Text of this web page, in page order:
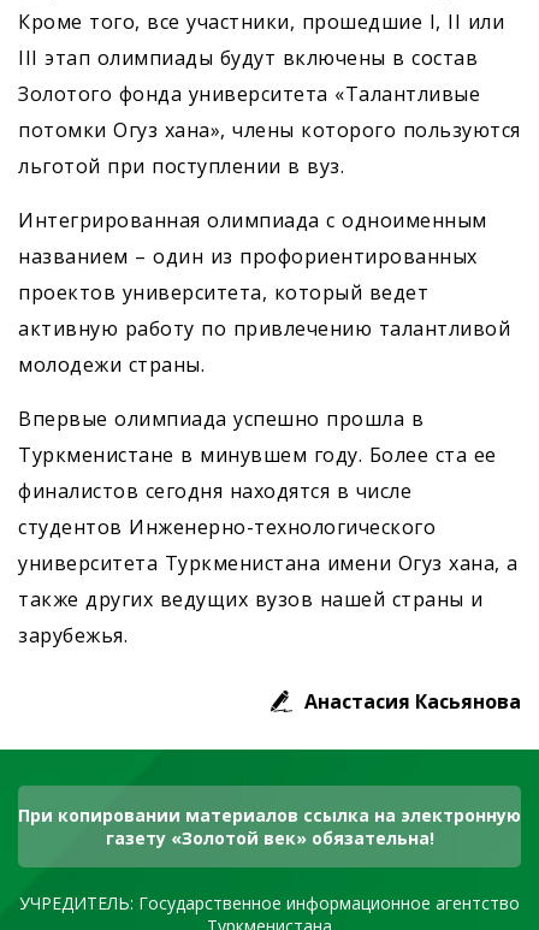
Кроме того, все участники, прошедшие I, II или
III этап олимпиады будут включены в состав
Золотого фонда университета «Талантливые
потомки Огуз хана», члены которого пользуются
льготой при поступлении в вуз.
Интегрированная олимпиада с одноименным
названием – один из профориентированных
проектов университета, который ведет
активную работу по привлечению талантливой
молодежи страны.
Впервые олимпиада успешно прошла в
Туркменистане в минувшем году. Более ста ее
финалистов сегодня находятся в числе
студентов Инженерно-технологического
университета Туркменистана имени Огуз хана, а
также других ведущих вузов нашей страны и
зарубежья.
Анастасия Касьянова
При копировании материалов ссылка на электронную
газету «Золотой век» обязательна!
УЧРЕДИТЕЛЬ: Государственное информационное агентство